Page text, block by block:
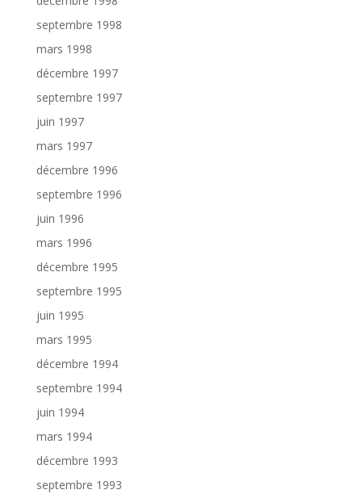
septembre 1998
mars 1998
décembre 1997
septembre 1997
juin 1997
mars 1997
décembre 1996
septembre 1996
juin 1996
mars 1996
décembre 1995
septembre 1995
juin 1995
mars 1995
décembre 1994
septembre 1994
juin 1994
mars 1994
décembre 1993
septembre 1993